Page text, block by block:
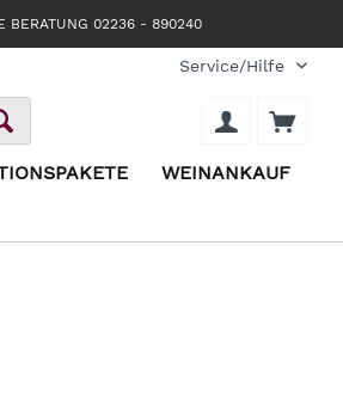
BERATUNG 02236 - 890240
Service/Hilfe
WEINANKAUF